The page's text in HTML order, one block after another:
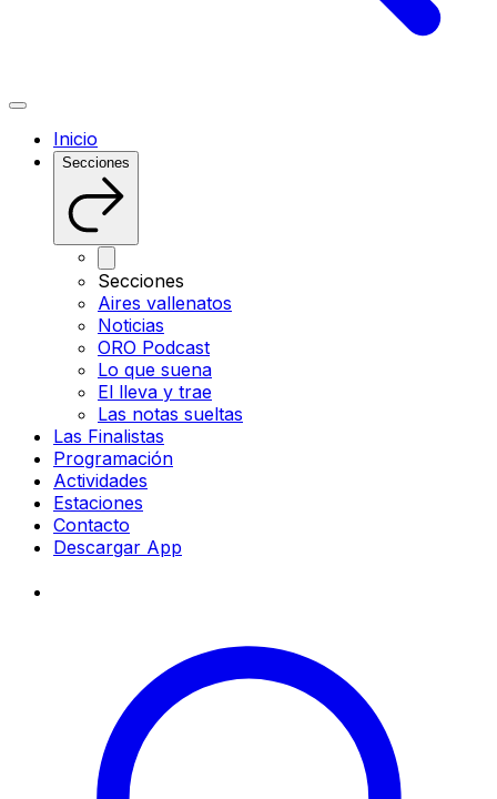
Inicio
Secciones
Secciones
Aires vallenatos
Noticias
ORO Podcast
Lo que suena
El lleva y trae
Las notas sueltas
Las Finalistas
Programación
Actividades
Estaciones
Contacto
Descargar App